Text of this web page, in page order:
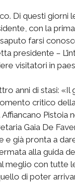
Di questi giorni
con la
farsi
presidente –
visitatori in
anni di stasi: «Il
critico
Pistoia
Gaia De
e già pronta a
alla guida
meglio con tutte
di poter